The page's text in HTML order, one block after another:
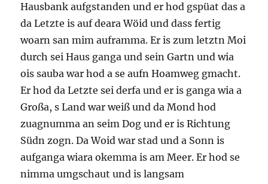
Hausbank aufgstanden und er hod gspüat das a
da Letzte is auf deara Wöid und dass fertig
woarn san mim auframma. Er is zum letztn Moi
durch sei Haus ganga und sein Gartn und wia
ois sauba war hod a se aufn Hoamweg gmacht.
Er hod da Letzte sei derfa und er is ganga wia a
Großa, s Land war weiß und da Mond hod
zuagnumma an seim Dog und er is Richtung
Südn zogn. Da Woid war stad und a Sonn is
aufganga wiara okemma is am Meer. Er hod se
nimma umgschaut und is langsam